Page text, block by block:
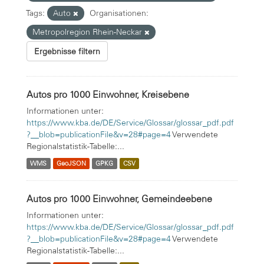
Tags:
Auto
Organisationen:
Metropolregion Rhein-Neckar
Ergebnisse filtern
Autos pro 1000 Einwohner, Kreisebene
Informationen unter:
https://www.kba.de/DE/Service/Glossar/glossar_pdf.pdf
?__blob=publicationFile&v=28#page=4Verwendete
Regionalstatistik-Tabelle:...
WMS GeoJSON GPKG CSV
Autos pro 1000 Einwohner, Gemeindeebene
Informationen unter:
https://www.kba.de/DE/Service/Glossar/glossar_pdf.pdf
?__blob=publicationFile&v=28#page=4Verwendete
Regionalstatistik-Tabelle:...